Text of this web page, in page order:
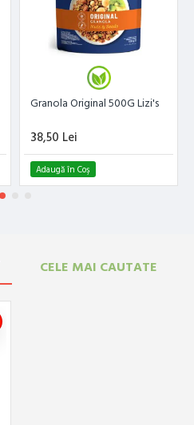
Granola Original 500G Lizi's
38,50 Lei
Adaugă în Coş
CELE MAI CAUTATE